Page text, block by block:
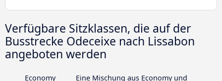
Verfügbare Sitzklassen, die auf der
Busstrecke Odeceixe nach Lissabon
angeboten werden
Economy
Eine Mischung aus Economy und